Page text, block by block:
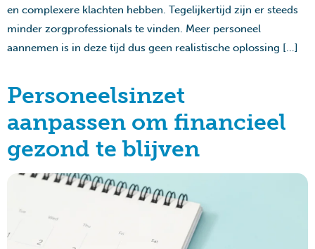
en complexere klachten hebben. Tegelijkertijd zijn er steeds
minder zorgprofessionals te vinden. Meer personeel
aannemen is in deze tijd dus geen realistische oplossing […]
Personeelsinzet
aanpassen om financieel
gezond te blijven